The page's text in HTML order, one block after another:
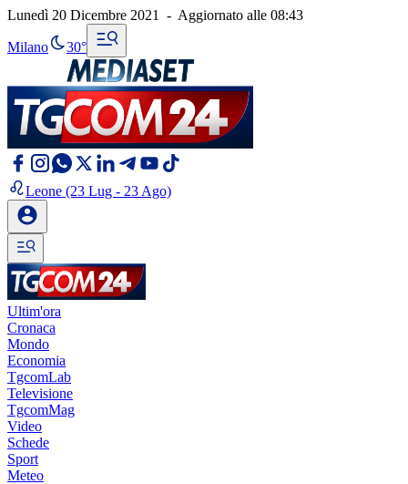
Lunedì 20 Dicembre 2021 - Aggiornato alle 08:43
Milano 30°
Leone (23 Lug - 23 Ago)
Ultim'ora
Cronaca
Mondo
Economia
TgcomLab
Televisione
TgcomMag
Video
Schede
Sport
Meteo